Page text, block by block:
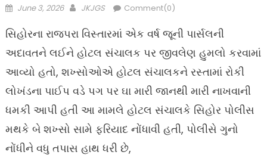
Posted
June 3, 2026 Author
JKJGS Comment(0)
સિહોરના રાજપરા વિસ્તારમાં એક વર્ષ જૂની પાર્સલની
અદાવતને લઈને હોટલ સંચાલક પર જીવલેણ હુમલો કરવામાં
આવ્યો હતો, શખ્સોઓએ હોટલ સંચાલકને રસ્તામાં રોકી
લોખંડના પાઈપ વડે પગ પર ઘા મારી જાનથી મારી નાખવાની
ધમકી આપી હતી આ મામલે હોટલ સંચાલકે સિહોર પોલીસ
મથકે બે શખ્સો સામે ફરિયાદ નોંધાવી હતી, પોલીસે ગુનો
નોંધીને વધુ તપાસ હાથ ધરી છે,